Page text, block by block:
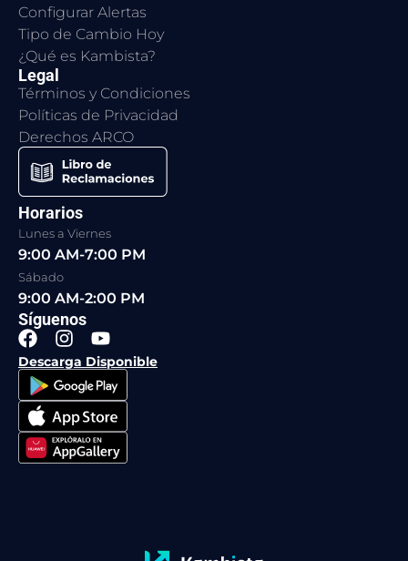
Configurar Alertas
Tipo de Cambio Hoy
¿Qué es Kambista?
Legal
Términos y Condiciones
Políticas de Privacidad
Derechos ARCO
Horarios
Lunes a Viernes
9:00 AM-7:00 PM
Sábado
9:00 AM-2:00 PM
Síguenos
F
a
c
e
b
o
o
k
I
n
s
t
a
g
r
a
Y
o
u
t
u
b
e
Descarga Disponible